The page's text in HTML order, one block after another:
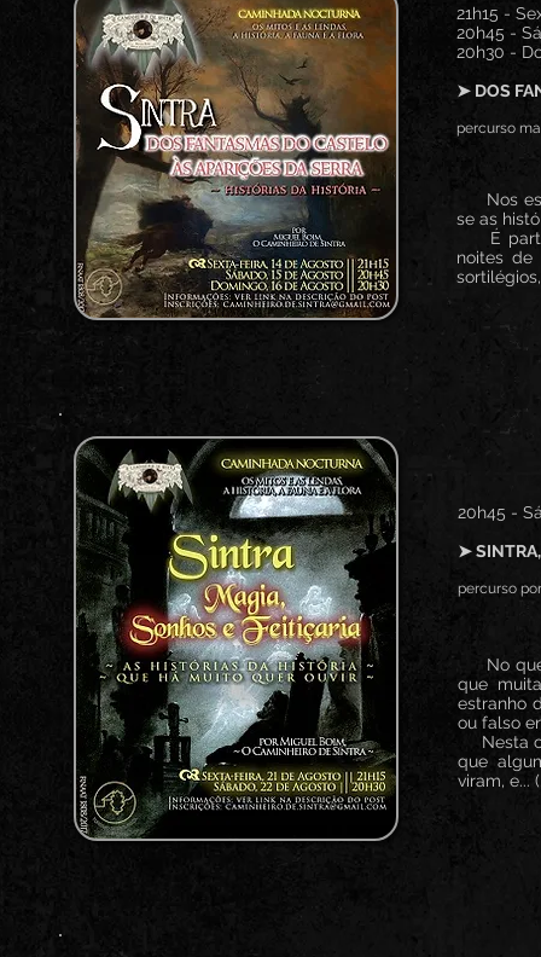
21h15 -
20h45 -
20h30 -
➤ DOS
percurso
Nos
se as
É
noites de
20h45 -
➤
percurso
No que
que
estranho
ou falso
Nesta
que
viram, e...